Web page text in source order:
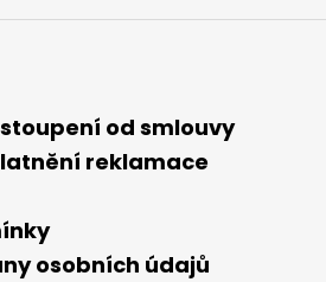
od smlouvy
reklamace
osobních údajů